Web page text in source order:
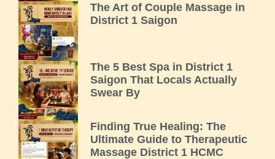
The Art of Couple Massage in
District 1 Saigon
The 5 Best Spa in District 1
Saigon That Locals Actually
Swear By
Finding True Healing: The
Ultimate Guide to Therapeutic
Massage District 1 HCMC